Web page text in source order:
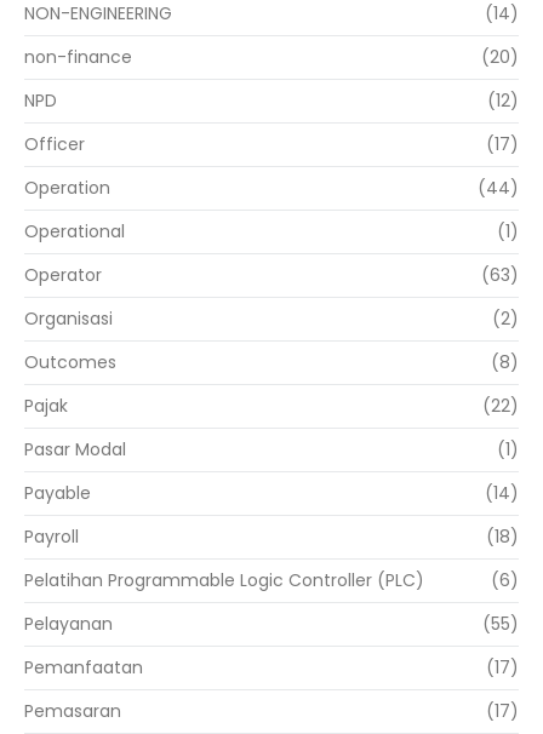
NON-ENGINEERING
(14)
non-finance
(20)
NPD
(12)
Officer
(17)
Operation
(44)
Operational
(1)
Operator
(63)
Organisasi
(2)
Outcomes
(8)
Pajak
(22)
Pasar Modal
(1)
Payable
(14)
Payroll
(18)
Pelatihan Programmable Logic Controller (PLC)
(6)
Pelayanan
(55)
Pemanfaatan
(17)
Pemasaran
(17)